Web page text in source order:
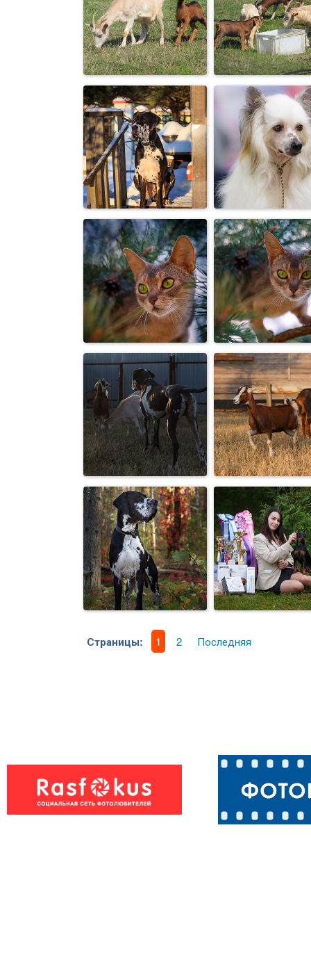
Ротвейлер на
работе
«Вырасту —
Почти жеребенок
:-)
Тест на
Обозревает свои
владения :-)
Китайская
хохлатая
Кысь на охоте Хищник
Гляделки
Последние
лучики
солнца
Страницы: 1 2 Последняя